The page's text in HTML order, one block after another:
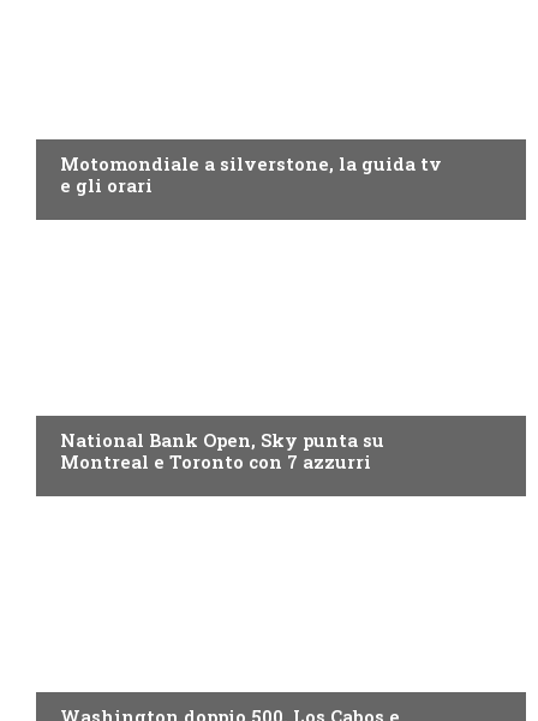
Motomondiale a silverstone, la guida tv
e gli orari
National Bank Open, Sky punta su
Montreal e Toronto con 7 azzurri
Washington doppio 500, Los Cabos e